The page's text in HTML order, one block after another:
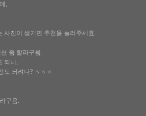
,
사진이 생기면 추천을 눌러주세효.
좀 할라구욤.
되니,
도 되려나? ㅎㅎㅎ
구욤.